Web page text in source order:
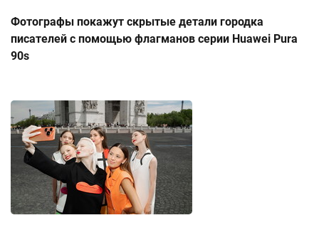
Фотографы покажут скрытые детали городка
писателей с помощью флагманов серии Huawei Pura
90s